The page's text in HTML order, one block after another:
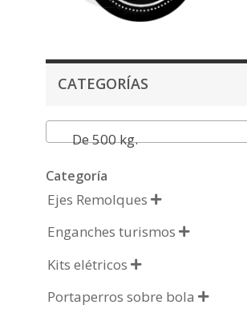
CATEGORÍAS
De 500 kg.
Categoría
Ejes Remolques 
Enganches turismos 
Kits elétricos 
Portaperros sobre bola 